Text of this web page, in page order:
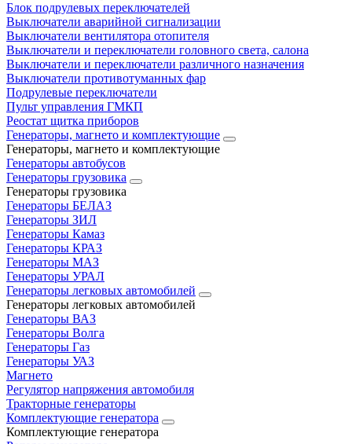
Блок подрулевых переключателей
Выключатели аварийной сигнализации
Выключатели вентилятора отопителя
Выключатели и переключатели головного света, салона
Выключатели и переключатели различного назначения
Выключатели противотуманных фар
Подрулевые переключатели
Пульт управления ГМКП
Реостат щитка приборов
Генераторы, магнето и комплектующие
Генераторы, магнето и комплектующие
Генераторы автобусов
Генераторы грузовика
Генераторы грузовика
Генераторы БЕЛАЗ
Генераторы ЗИЛ
Генераторы Камаз
Генераторы КРАЗ
Генераторы МАЗ
Генераторы УРАЛ
Генераторы легковых автомобилей
Генераторы легковых автомобилей
Генераторы ВАЗ
Генераторы Волга
Генераторы Газ
Генераторы УАЗ
Магнето
Регулятор напряжения автомобиля
Тракторные генераторы
Комплектующие генератора
Комплектующие генератора